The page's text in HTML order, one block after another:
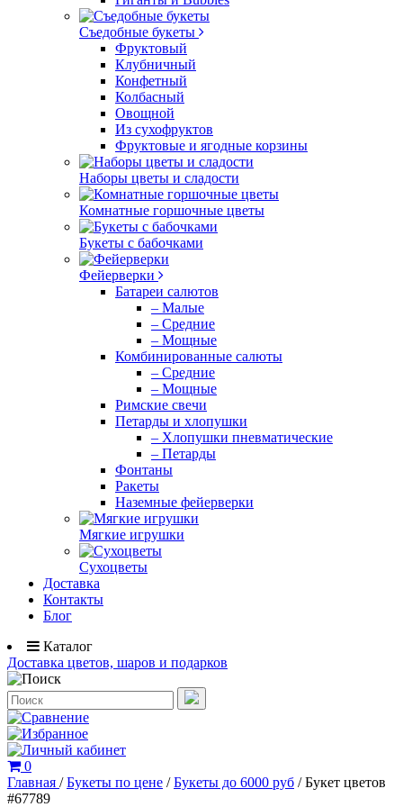
Съедобные букеты
Фруктовый
Клубничный
Конфетный
Колбасный
Овощной
Из сухофруктов
Фруктовые и ягодные корзины
Наборы цветы и сладости
Комнатные горшочные цветы
Букеты с бабочками
Фейерверки
Батареи салютов
– Малые
– Средние
– Мощные
Комбинированные салюты
– Средние
– Мощные
Римские свечи
Петарды и хлопушки
– Хлопушки пневматические
– Петарды
Фонтаны
Ракеты
Наземные фейерверки
Мягкие игрушки
Сухоцветы
Доставка
Контакты
Блог
Каталог
Доставка цветов, шаров и подарков
0
Главная /Букеты по цене /Букеты до 6000 руб /Букет цветов
#67789